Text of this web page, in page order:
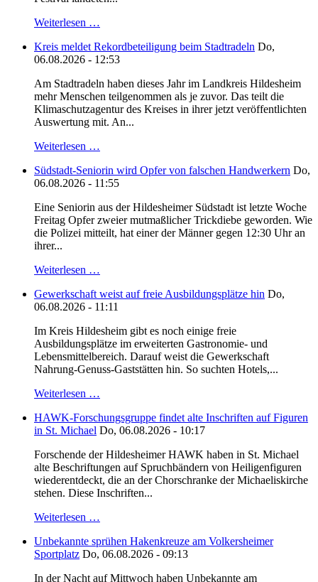
Weiterlesen …
Kreis meldet Rekordbeteiligung beim Stadtradeln Do,
06.08.2026 - 12:53
Am Stadtradeln haben dieses Jahr im Landkreis Hildesheim
mehr Menschen teilgenommen als je zuvor. Das teilt die
Klimaschutzagentur des Kreises in ihrer jetzt veröffentlichten
Auswertung mit. An...
Weiterlesen …
Südstadt-Seniorin wird Opfer von falschen Handwerkern Do,
06.08.2026 - 11:55
Eine Seniorin aus der Hildesheimer Südstadt ist letzte Woche
Freitag Opfer zweier mutmaßlicher Trickdiebe geworden. Wie
die Polizei mitteilt, hat einer der Männer gegen 12:30 Uhr an
ihrer...
Weiterlesen …
Gewerkschaft weist auf freie Ausbildungsplätze hin Do,
06.08.2026 - 11:11
Im Kreis Hildesheim gibt es noch einige freie
Ausbildungsplätze im erweiterten Gastronomie- und
Lebensmittelbereich. Darauf weist die Gewerkschaft
Nahrung-Genuss-Gaststätten hin. So suchten Hotels,...
Weiterlesen …
HAWK-Forschungsgruppe findet alte Inschriften auf Figuren
in St. Michael Do, 06.08.2026 - 10:17
Forschende der Hildesheimer HAWK haben in St. Michael
alte Beschriftungen auf Spruchbändern von Heiligenfiguren
wiederentdeckt, die an der Chorschranke der Michaeliskirche
stehen. Diese Inschriften...
Weiterlesen …
Unbekannte sprühen Hakenkreuze am Volkersheimer
Sportplatz Do, 06.08.2026 - 09:13
In der Nacht auf Mittwoch haben Unbekannte am